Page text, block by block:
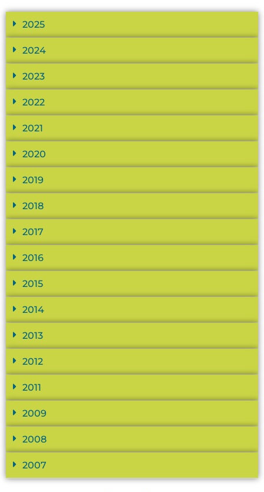
2025
2024
2023
2022
2021
2020
2019
2018
2017
2016
2015
2014
2013
2012
2011
2009
2008
2007